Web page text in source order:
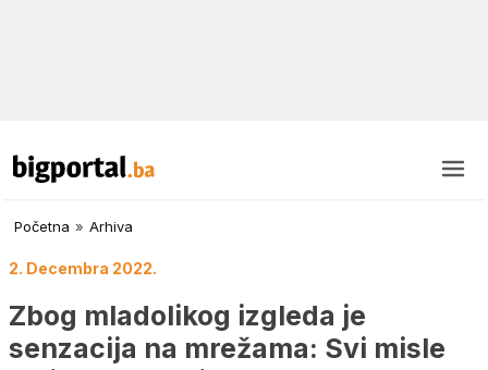
Početna » Arhiva
2. Decembra 2022.
Zbog mladolikog izgleda je
senzacija na mrežama: Svi misle